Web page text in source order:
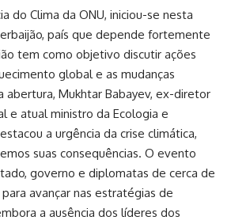
do Clima da ONU, iniciou-se nesta
país que depende fortemente
tem como objetivo discutir ações
global e as mudanças
abertura, Mukhtar Babayev, ex-diretor
e atual ministro da Ecologia e
a urgência da crise climática,
suas consequências. O evento
governo e diplomatas de cerca de
avançar nas estratégias de
a ausência dos líderes dos